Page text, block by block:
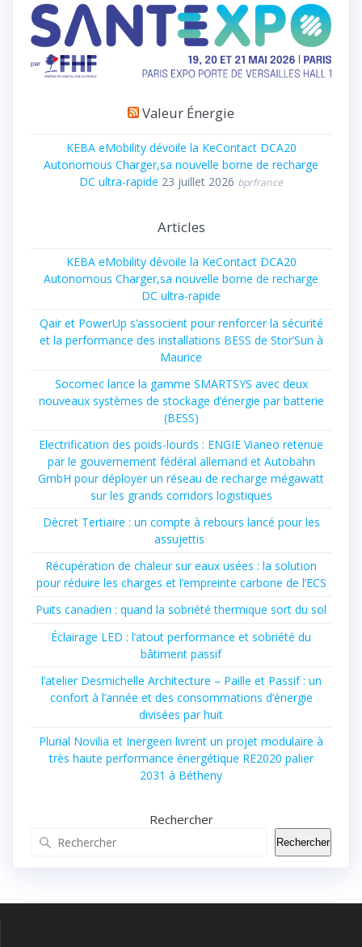
Valeur Énergie
KEBA eMobility dévoile la KeContact DCA20
Autonomous Charger,sa nouvelle borne de recharge
DC ultra-rapide 23 juillet 2026 bprfrance
Articles
KEBA eMobility dévoile la KeContact DCA20
Autonomous Charger,sa nouvelle borne de recharge
DC ultra-rapide
Qair et PowerUp s’associent pour renforcer la sécurité
et la performance des installations BESS de Stor’Sun à
Maurice
Socomec lance la gamme SMARTSYS avec deux
nouveaux systèmes de stockage d’énergie par batterie
(BESS)
Electrification des poids-lourds : ENGIE Vianeo retenue
par le gouvernement fédéral allemand et Autobahn
GmbH pour déployer un réseau de recharge mégawatt
sur les grands corridors logistiques
Décret Tertiaire : un compte à rebours lancé pour les
assujettis
Récupération de chaleur sur eaux usées : la solution
pour réduire les charges et l’empreinte carbone de l’ECS
Puits canadien : quand la sobriété thermique sort du sol
Éclairage LED : l’atout performance et sobriété du
bâtiment passif
l’atelier Desmichelle Architecture – Paille et Passif : un
confort à l’année et des consommations d’énergie
divisées par huit
Plurial Novilia et Inergeen livrent un projet modulaire à
très haute performance énergétique RE2020 palier
2031 à Bétheny
Rechercher
Rechercher